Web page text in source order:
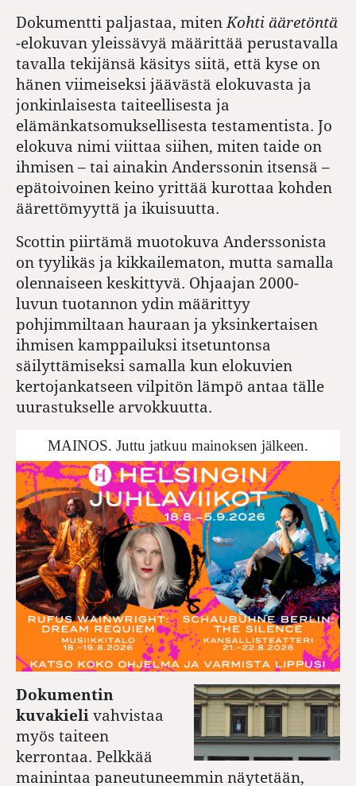
Dokumentti paljastaa, mitenKohti ääretöntä
-elokuvan yleissävyä määrittää perustavalla
tavalla tekijänsä käsitys siitä, että kyse on
hänen viimeiseksi jäävästä elokuvasta ja
jonkinlaisesta taiteellisesta ja
elämänkatsomuksellisesta testamentista. Jo
elokuva nimi viittaa siihen, miten taide on
ihmisen – tai ainakin Anderssonin itsensä –
epätoivoinen keino yrittää kurottaa kohden
äärettömyyttä ja ikuisuutta.
Scottin piirtämä muotokuva Anderssonista
on tyylikäs ja kikkailematon, mutta samalla
olennaiseen keskittyvä. Ohjaajan 2000-
luvun tuotannon ydin määrittyy
pohjimmiltaan hauraan ja yksinkertaisen
ihmisen kamppailuksi itsetuntonsa
säilyttämiseksi samalla kun elokuvien
kertojankatseen vilpitön lämpö antaa tälle
uurastukselle arvokkuutta.
MAINOS. Juttu jatkuu mainoksen jälkeen.
Dokumentin
kuvakieli vahvistaa
myös taiteen
kerrontaa. Pelkkää
mainintaa paneutuneemmin näytetään,